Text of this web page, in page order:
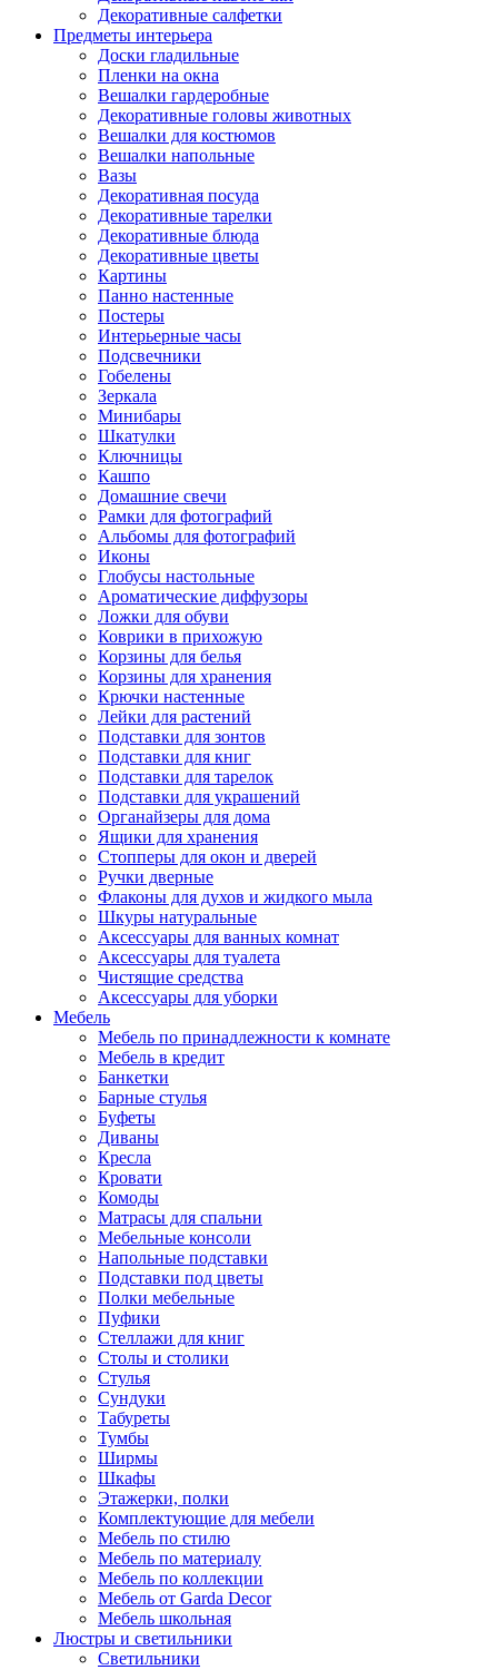
Декоративные салфетки
Предметы интерьера
Доски гладильные
Пленки на окна
Вешалки гардеробные
Декоративные головы животных
Вешалки для костюмов
Вешалки напольные
Вазы
Декоративная посуда
Декоративные тарелки
Декоративные блюда
Декоративные цветы
Картины
Панно настенные
Постеры
Интерьерные часы
Подсвечники
Гобелены
Зеркала
Минибары
Шкатулки
Ключницы
Кашпо
Домашние свечи
Рамки для фотографий
Альбомы для фотографий
Иконы
Глобусы настольные
Ароматические диффузоры
Ложки для обуви
Коврики в прихожую
Корзины для белья
Корзины для хранения
Крючки настенные
Лейки для растений
Подставки для зонтов
Подставки для книг
Подставки для тарелок
Подставки для украшений
Органайзеры для дома
Ящики для хранения
Стопперы для окон и дверей
Ручки дверные
Флаконы для духов и жидкого мыла
Шкуры натуральные
Аксессуары для ванных комнат
Аксессуары для туалета
Чистящие средства
Аксессуары для уборки
Мебель
Мебель по принадлежности к комнате
Мебель в кредит
Банкетки
Барные стулья
Буфеты
Диваны
Кресла
Кровати
Комоды
Матрасы для спальни
Мебельные консоли
Напольные подставки
Подставки под цветы
Полки мебельные
Пуфики
Стеллажи для книг
Столы и столики
Стулья
Сундуки
Табуреты
Тумбы
Ширмы
Шкафы
Этажерки, полки
Комплектующие для мебели
Мебель по стилю
Мебель по материалу
Мебель по коллекции
Мебель от Garda Decor
Мебель школьная
Люстры и светильники
Светильники